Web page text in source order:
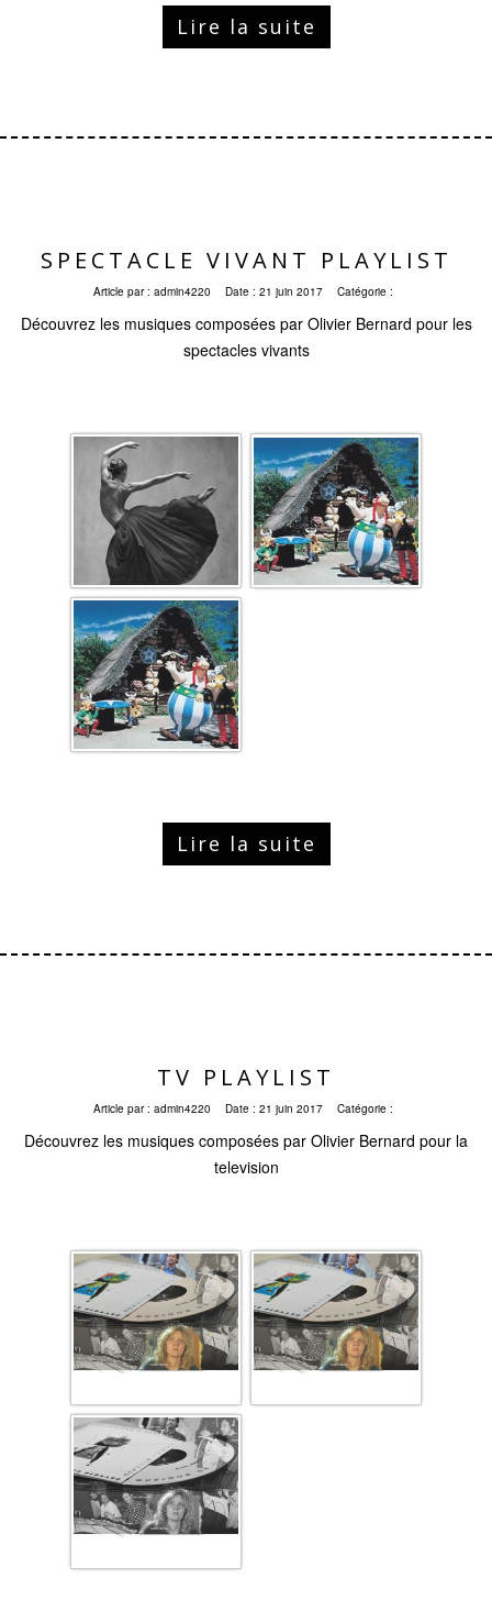
Lire la suite
SPECTACLE VIVANT PLAYLIST
Article par : admin4220 Date : 21 juin 2017 Catégorie :
Découvrez les musiques composées par Olivier Bernard pour les
spectacles vivants
Lire la suite
TV PLAYLIST
Article par : admin4220 Date : 21 juin 2017 Catégorie :
Découvrez les musiques composées par Olivier Bernard pour la
television